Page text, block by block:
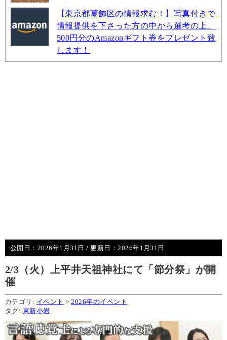
【東京都葛飾区の情報求む！】写真付きで
情報提供を下さった方の中から選考の上、
500円分のAmazonギフト券をプレゼント致
します！
公開日： 2026年1月31日 / 更新日：2026年1月31日
2/3（火）上平井天祖神社にて「節分祭」が開
催
カテゴリ: イベント >2026年のイベント
タグ: 東新小岩